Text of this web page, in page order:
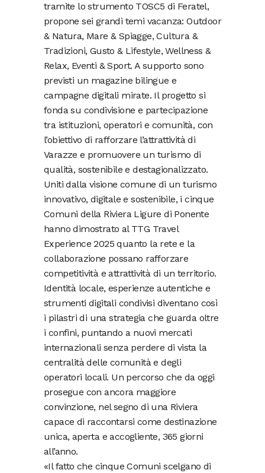
tramite lo strumento TOSC5 di Feratel,
propone sei grandi temi vacanza: Outdoor
& Natura, Mare & Spiagge, Cultura &
Tradizioni, Gusto & Lifestyle, Wellness &
Relax, Eventi & Sport. A supporto sono
previsti un magazine bilingue e
campagne digitali mirate. Il progetto si
fonda su condivisione e partecipazione
tra istituzioni, operatori e comunità, con
l’obiettivo di rafforzare l’attrattività di
Varazze e promuovere un turismo di
qualità, sostenibile e destagionalizzato.
Uniti dalla visione comune di un turismo
innovativo, digitale e sostenibile, i cinque
Comuni della Riviera Ligure di Ponente
hanno dimostrato al TTG Travel
Experience 2025 quanto la rete e la
collaborazione possano rafforzare
competitività e attrattività di un territorio.
Identità locale, esperienze autentiche e
strumenti digitali condivisi diventano così
i pilastri di una strategia che guarda oltre
i confini, puntando a nuovi mercati
internazionali senza perdere di vista la
centralità delle comunità e degli
operatori locali. Un percorso che da oggi
prosegue con ancora maggiore
convinzione, nel segno di una Riviera
capace di raccontarsi come destinazione
unica, aperta e accogliente, 365 giorni
all’anno.
«Il fatto che cinque Comuni scelgano di